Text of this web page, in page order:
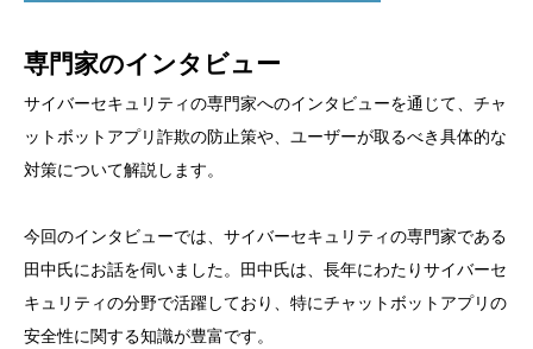
専門家のインタビュー
サイバーセキュリティの専門家へのインタビューを通じて、チャ
ットボットアプリ詐欺の防止策や、ユーザーが取るべき具体的な
対策について解説します。
今回のインタビューでは、サイバーセキュリティの専門家である
田中氏にお話を伺いました。田中氏は、長年にわたりサイバーセ
キュリティの分野で活躍しており、特にチャットボットアプリの
安全性に関する知識が豊富です。